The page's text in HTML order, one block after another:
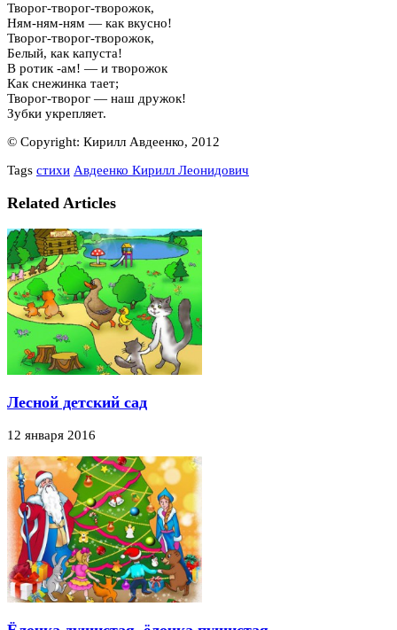
Творог-творог-творожок,
Ням-ням-ням — как вкусно!
Творог-творог-творожок,
Белый, как капуста!
В ротик -ам! — и творожок
Как снежинка тает;
Творог-творог — наш дружок!
Зубки укрепляет.
© Copyright: Кирилл Авдеенко, 2012
Tags стихи Авдеенко Кирилл Леонидович
Related Articles
Лесной детский сад
12 января 2016